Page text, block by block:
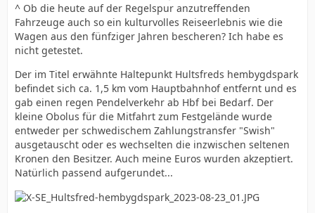
^ Ob die heute auf der Regelspur anzutreffenden
Fahrzeuge auch so ein kulturvolles Reiseerlebnis wie die
Wagen aus den fünfziger Jahren bescheren? Ich habe es
nicht getestet.
Der im Titel erwähnte Haltepunkt Hultsfreds hembygdspark
befindet sich ca. 1,5 km vom Hauptbahnhof entfernt und es
gab einen regen Pendelverkehr ab Hbf bei Bedarf. Der
kleine Obolus für die Mitfahrt zum Festgelände wurde
entweder per schwedischem Zahlungstransfer "Swish"
ausgetauscht oder es wechselten die inzwischen seltenen
Kronen den Besitzer. Auch meine Euros wurden akzeptiert.
Natürlich passend aufgerundet...